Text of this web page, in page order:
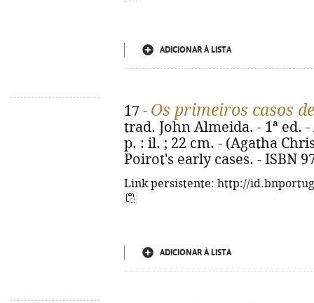
ADICIONAR À LISTA
17 - Os primeiros casos
trad. John Almeida. - 1ª ed.
p. : il. ; 22 cm. - (Agatha
Poirot's early cases. - ISBN
Link persistente: http://
ADICIONAR À LISTA